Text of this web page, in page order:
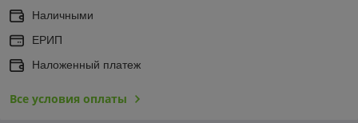
Наличными
ЕРИП
Наложенный платеж
Все условия оплаты